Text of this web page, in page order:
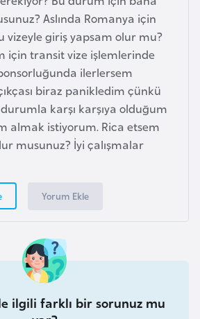
Aslında Romanya için
vizeyle giriş yapsam olur mu?
için transit vize işlemlerinde
ilerlersem
biraz panikledim çünkü
karşı karşıya olduğum
almak istiyorum. Rica etsem
musunuz? İyi çalışmalar
Yorum Ekle
ilgili farklı bir sorunuz mu